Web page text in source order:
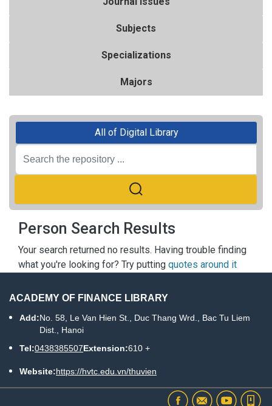
Subjects
Specializations
Majors
All of Digital Library
Person Search Results
Your search returned no results. Having trouble finding
what you're looking for? Try putting quotes around it
ACADEMY OF FINANCE LIBRARY
Add:No. 58, Le Van Hien St., Duc Thang Wrd., Bac Tu Liem
Dist., Hanoi
Tel:0438385507Extension:610 +
Website:https://hvtc.edu.vn/thuvien